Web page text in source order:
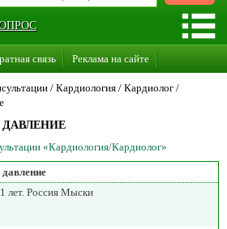
связь Реклама на сайте
сайта / Кардиология / Кардиолог /
«Кардиология/Кардиолог»
лет. Россия Мыски